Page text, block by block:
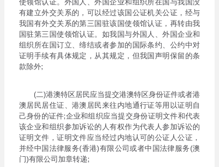
有建立外交关系的，可以经过该国公证机关公证，经与
我国有外交关系的第三国驻该国使领馆认证，再转由我
国驻第三国使领馆认证。如我国与外国人、外国企业和
组织所在国订立、缔结或者参加的国际条约、公约中对
证明手续有具体规定，从其规定，但我国声明保留的条
款除外;
(二)港澳特区居民应当提交港澳特区身份证件或者港
澳居民居住证、港澳居民来往内地通行证等用以证明自
己身份的证件;企业和组织应当提交身份证明文件和代表
该企业和组织参加诉讼的人有权作为代表人参加诉讼的
证明文件，证明文件应当经过内地认可的公证人公证，
并经中国法律服务(香港)有限公司或者中国法律服务(澳
门)有限公司加章转递;